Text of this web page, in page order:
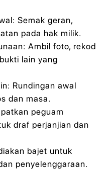
Semak geran,
pada hak milik.
Ambil foto, rekod
lain yang
Rundingan awal
dan masa.
peguam
draf perjanjian dan
bajet untuk
penyelenggaraan.